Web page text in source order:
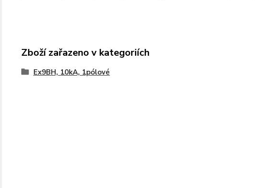
Zboží zařazeno v kategoriích
Ex9BH, 10kA, 1pólové